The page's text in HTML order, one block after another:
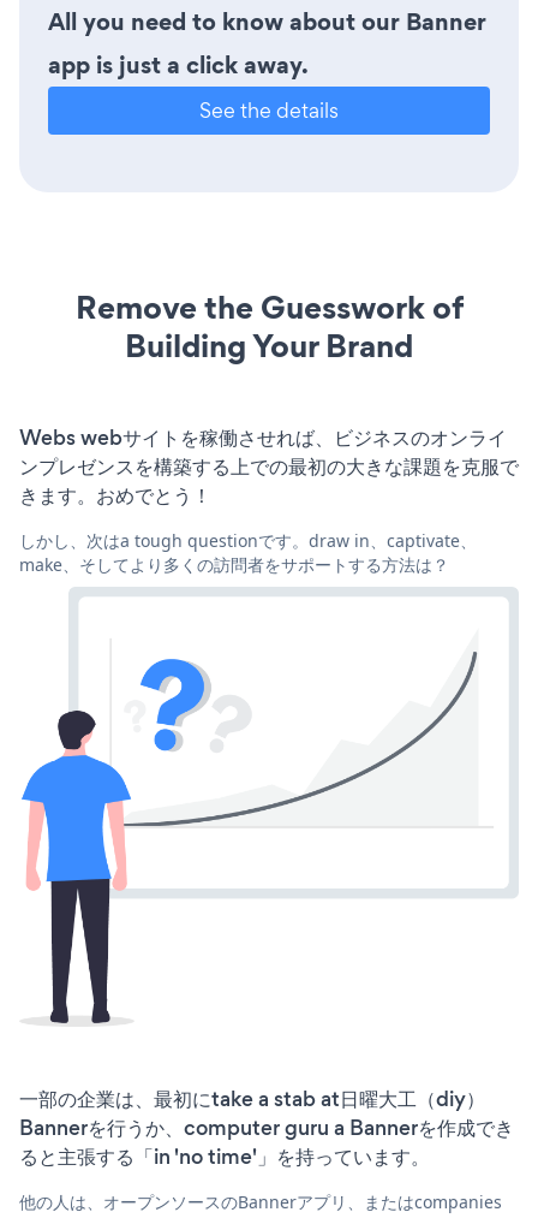
All you need to know about our Banner
app is just a click away.
See the details
Remove the Guesswork of
Building Your Brand
Webs webサイトを稼働させれば、ビジネスのオンライ
ンプレゼンスを構築する上での最初の大きな課題を克服で
きます。おめでとう！
しかし、次はa tough questionです。draw in、captivate、
make、そしてより多くの訪問者をサポートする方法は？
一部の企業は、最初にtake a stab at日曜大工（diy）
Bannerを行うか、computer guru a Bannerを作成でき
ると主張する「in 'no time'」を持っています。
他の人は、オープンソースのBannerアプリ、またはcompanies